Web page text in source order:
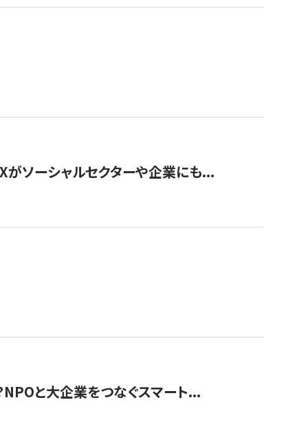
がソーシャルセクターや企業にも...
と大企業をつなぐスマート...